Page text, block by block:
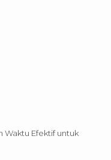
Waktu Efektif untuk